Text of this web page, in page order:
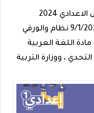
تسريب امتحان اللغة العربية العربي للصف الأول الاعدادي 2024
شاومينج يناير الترم الأول بتاريخ اليوم الثلاثاء 9/1/2024 نظام والورقي
اللغة العربية
يستمر في التحدي ، ووزارة التربية